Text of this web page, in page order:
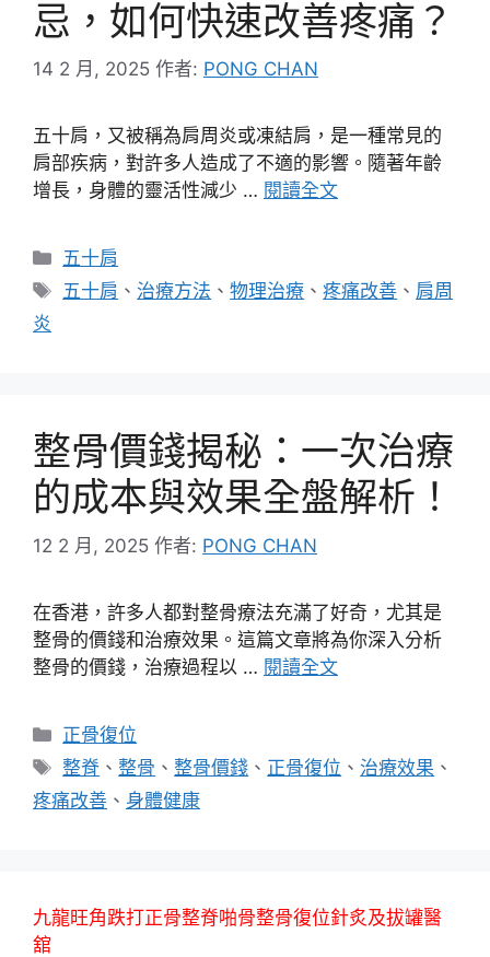
忌，如何快速改善疼痛？
14 2 月, 2025 作者: PONG CHAN
五十肩，又被稱為肩周炎或凍結肩，是一種常見的
肩部疾病，對許多人造成了不適的影響。隨著年齡
增長，身體的靈活性減少 … 閱讀全文
分
類
五十肩
標
五十肩 、 治療方法 、物理治療 、疼痛改善 、 肩周
炎
整骨價錢揭秘：一次治療
的成本與效果全盤解析！
12 2 月, 2025 作者: PONG CHAN
在香港，許多人都對整骨療法充滿了好奇，尤其是
整骨的價錢和治療效果。這篇文章將為你深入分析
整骨的價錢，治療過程以 … 閱讀全文
分
類
正骨復位
標
籤
整脊 、整骨 、整骨價錢 、 正骨復位 、 治療效果 、
疼痛改善 、 身體健康
九龍旺角跌打正骨整脊啪骨整骨復位針炙及拔罐醫
舘